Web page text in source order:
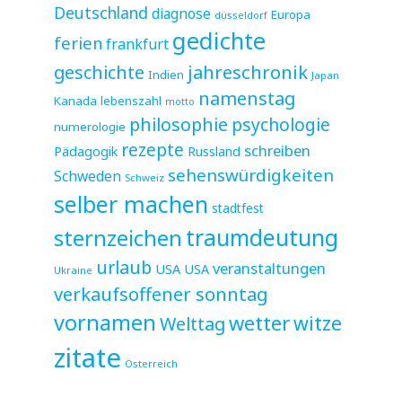
Deutschland diagnose düsseldorf Europa
ferien frankfurt gedichte
geschichte Indien jahreschronik Japan
Kanada lebenszahl motto namenstag
numerologie philosophie psychologie
Pädagogik rezepte Russland schreiben
Schweden Schweiz sehenswürdigkeiten
selber machen stadtfest
sternzeichen traumdeutung
Ukraine urlaub USA USA veranstaltungen
verkaufsoffener sonntag
vornamen Welttagwetterwitze
zitate Österreich